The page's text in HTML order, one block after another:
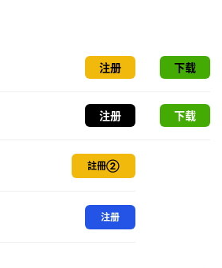
注册 下载
注册 下载
註冊②
注册